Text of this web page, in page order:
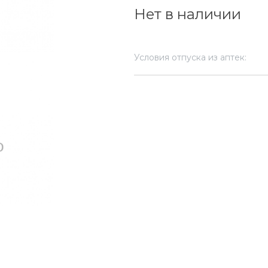
Нет в наличии
Условия отпуска из аптек: